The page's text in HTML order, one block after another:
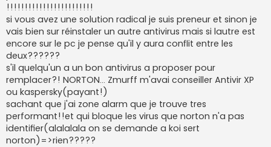
!!!!!!!!!!!!!!!!!!!!!!!!
si vous avez une solution radical je suis preneur et sinon je
vais bien sur réinstaler un autre antivirus mais si lautre est
encore sur le pc je pense qu'il y aura conflit entre les
deux??????
s'il quelqu'un a un bon antivirus a proposer pour
remplacer?! NORTON... Zmurff m'avai conseiller Antivir XP
ou kaspersky(payant!)
sachant que j'ai zone alarm que je trouve tres
performant!!et qui bloque les virus que norton n'a pas
identifier(alalalala on se demande a koi sert
norton)=>rien?????